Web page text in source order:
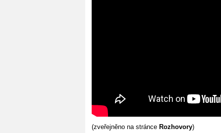
(zveřejněno na stránce Rozhovory)